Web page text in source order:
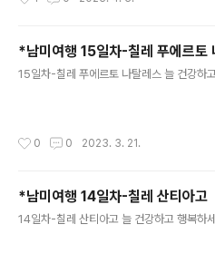
*남미여행 15일차-칠레 푸에르토
15일차-칠레 푸에르토 나탈레스 늘 건강하
0 0 2023. 3. 21.
*남미여행 14일차-칠레 산티아고
14일차-칠레 산티아고 늘 건강하고 행복하